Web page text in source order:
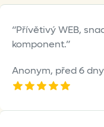
Přívětivý WEB,
komponent.
Anonym, před 6 dny